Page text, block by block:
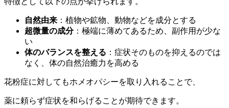
自然由来 ：植物や鉱物、動物などを成分とする
超微量の成分：極端に薄めてあるため、副作用が少な
い
体のバランスを整える ：症状そのものを抑えるのでは
なく、体の自然治癒力を高める
花粉症に対してもホメオパシーを取り入れることで、
薬に頼らず症状を和らげることが期待できます。